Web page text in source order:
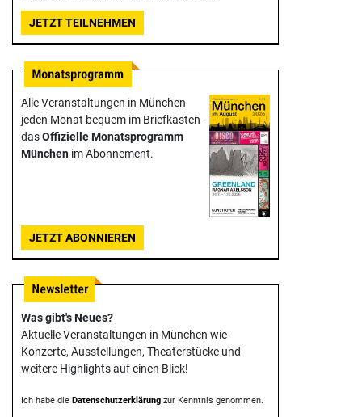
JETZT TEILNEHMEN
Alle Veranstaltungen in München
jeden Monat bequem im Briefkasten -
dasOffizielle Monats­programm
München im Abonnement.
JETZT ABONNIEREN
Was gibt's Neues?
Aktuelle Veranstaltungen in München wie
Konzerte, Ausstellungen, Theater­stücke und
weitere Highlights auf einen Blick!
Ich habe die Datenschutzerklärung zur Kenntnis genommen.